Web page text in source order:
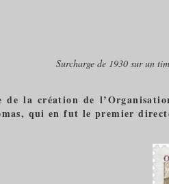
Surcharge de 1930 sur un
de la création de
qui en fut le premier